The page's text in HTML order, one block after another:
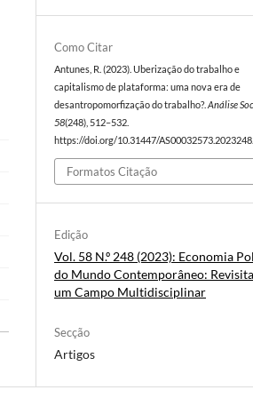
Como Citar
Antunes, R. (2023). Uberização do trabalho e
capitalismo de plataforma: uma nova era de
desantropomorfização do trabalho?.Análise
58(248), 512–532.
https://doi.org/10.31447/
Formatos Citação
Edição
Vol. 58 N.º 248 (2023): Economia
do Mundo Contemporâneo:
um Campo Multidisciplinar
Secção
Artigos